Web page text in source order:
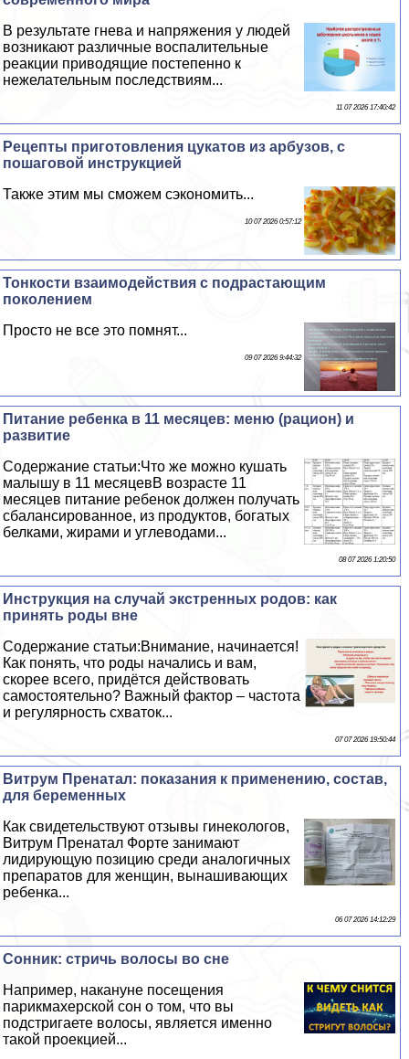
В результате гнева и напряжения у людей
возникают различные воспалительные
реакции приводящие постепенно к
нежелательным последствиям...
11 07 2026 17:40:42
Рецепты приготовления цукатов из арбузов, с
пошаговой инструкцией
Также этим мы сможем сэкономить...
10 07 2026 0:57:12
Тонкости взаимодействия с подрастающим
поколением
Просто не все это помнят...
09 07 2026 9:44:32
Питание ребенка в 11 месяцев: меню (рацион) и
развитие
Содержание статьи:Что же можно кушать
малышу в 11 месяцевВ возрасте 11
месяцев питание ребенок должен получать
сбалансированное, из продуктов, богатых
белками, жирами и углеводами...
08 07 2026 1:20:50
Инструкция на случай экстренных родов: как
принять роды вне
Содержание статьи:Внимание, начинается!
Как понять, что роды начались и вам,
скорее всего, придётся действовать
самостоятельно? Важный фактор – частота
и регулярность схваток...
07 07 2026 19:50:44
Витрум Пренатал: показания к применению, состав,
для беременных
Как свидетельствуют отзывы гинекологов,
Витрум Пренатал Форте занимают
лидирующую позицию среди аналогичных
препаратов для женщин, вынашивающих
ребенка...
06 07 2026 14:12:29
Сонник: стричь волосы во сне
Например, накануне посещения
парикмахерской сон о том, что вы
подстригаете волосы, является именно
такой проекцией...